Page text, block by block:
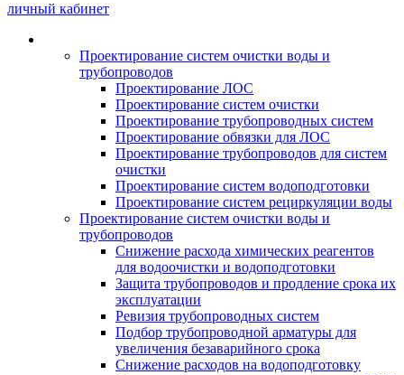
личный кабинет
Проектирование систем очистки воды и
трубопроводов
Проектирование ЛОС
Проектирование систем очистки
Проектирование трубопроводных систем
Проектирование обвязки для ЛОС
Проектирование трубопроводов для систем
очистки
Проектирование систем водоподготовки
Проектирование систем рециркуляции воды
Проектирование систем очистки воды и
трубопроводов
Снижение расхода химических реагентов
для водоочистки и водоподготовки
Защита трубопроводов и продление срока их
эксплуатации
Ревизия трубопроводных систем
Подбор трубопроводной арматуры для
увеличения безаварийного срока
Снижение расходов на водоподготовку